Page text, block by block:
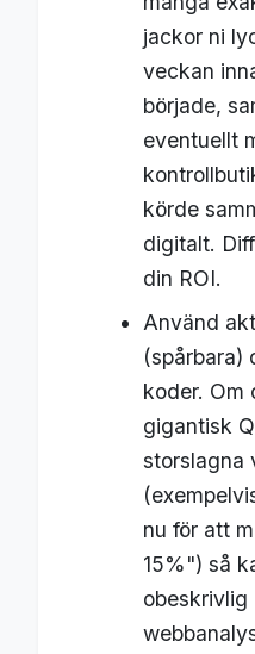
jackor ni
veckan
började,
eventuellt
körde
digitalt.
din ROI.
Använd
(spårbara)
koder. Om
gigantisk
storslagna
nu för att
15%") så
obeskrivlig